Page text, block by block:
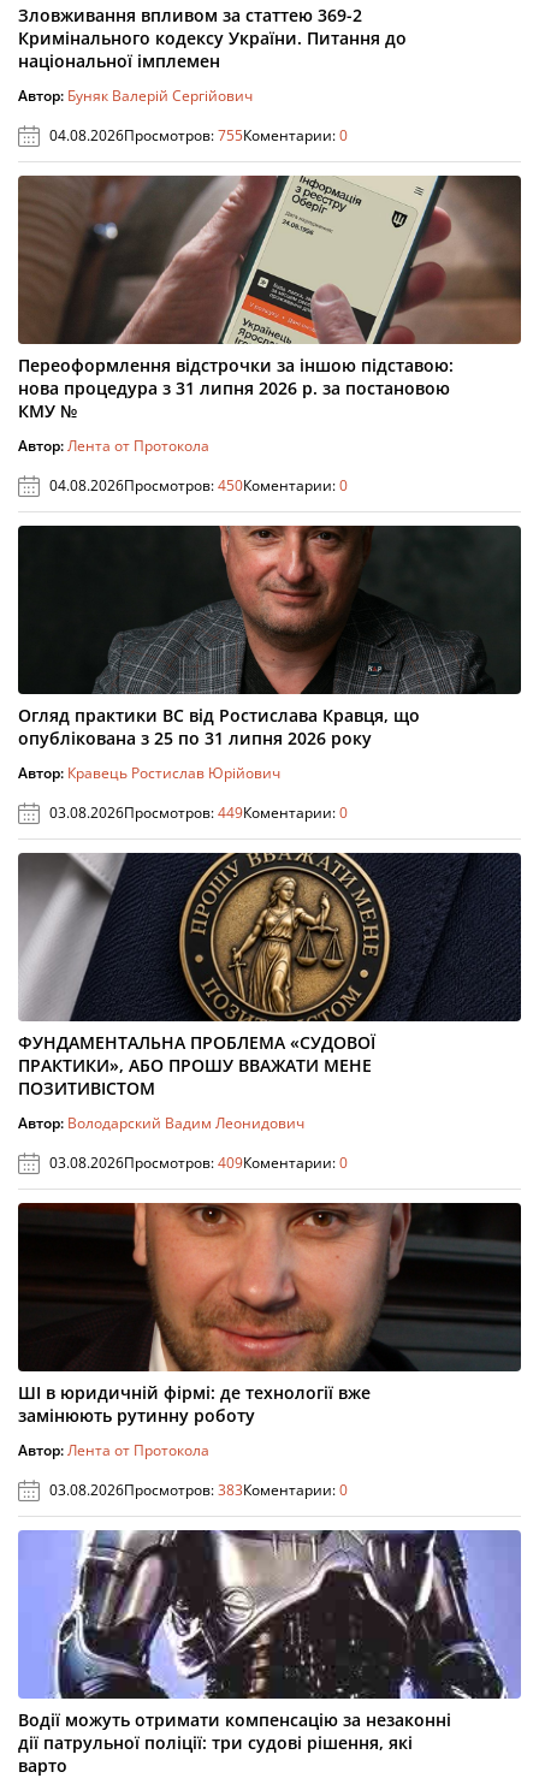
Зловживання впливом за статтею 369-2
Кримінального кодексу України. Питання до
національної імплемен
Автор: Буняк Валерій Сергійович
04.08.2026Просмотров:755Коментарии:0
Переоформлення відстрочки за іншою підставою:
нова процедура з 31 липня 2026 р. за постановою
КМУ №
Автор:Лента от Протокола
04.08.2026Просмотров:450Коментарии:0
Огляд практики ВС від Ростислава Кравця, що
опублікована з 25 по 31 липня 2026 року
Автор: Кравець Ростислав Юрійович
03.08.2026Просмотров:449Коментарии:0
ФУНДАМЕНТАЛЬНА ПРОБЛЕМА «СУДОВОЇ
ПРАКТИКИ», АБО ПРОШУ ВВАЖАТИ МЕНЕ
ПОЗИТИВІСТОМ
Автор: Володарский Вадим Леонидович
03.08.2026Просмотров:409Коментарии:0
ШІ в юридичній фірмі: де технології вже
замінюють рутинну роботу
Автор:Лента от Протокола
03.08.2026Просмотров:383Коментарии:0
Водії можуть отримати компенсацію за незаконні
дії патрульної поліції: три судові рішення, які
варто